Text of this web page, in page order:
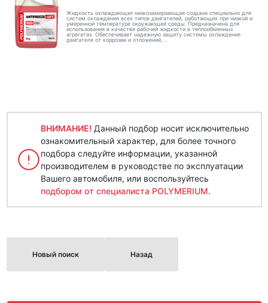
Жидкость охлаждающая низкозамерзающая создана специально для
систем охлаждения всех типов двигателей, работающих при низкой и
умеренной температуре окружающей среды. Предназначена для
использования в качестве рабочей жидкости в теплообменных
агрегатах. Обеспечивает надежную защиту системы охлаждения
двигателя от коррозии и отложений, ..
ВНИМАНИЕ! Данный подбор носит исключительно
ознакомительный характер, для более точного
подбора следуйте информации, указанной
производителем в руководстве по эксплуатации
Вашего автомобиля, или воспользуйтесь
подбором от специалиста POLYMERIUM.
Новый поиск Назад